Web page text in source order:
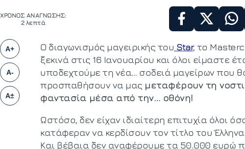
ΧΡΟΝΟΣ ΑΝΑΓΝΩΣΗΣ:
2 λεπτά
A+
A-
A±
Ο διαγωνισμός μαγειρικής του Star, το
ξεκινά στις 16 Ιανουαρίου και όλοι είμαστε
υποδεχτούμε τη νέα… σοδειά μαγείρων που
προσπαθήσουν να μας μεταφέρουν τη
φαντασία μέσα από την… οθόνη!
Ωστόσο, δεν είχαν ιδιαίτερη επιτυχία όλοι
κατάφεραν να κερδίσουν τον τίτλο του
Και βέβαια δεν αναφέρουμε τα 50.000 ευρώ